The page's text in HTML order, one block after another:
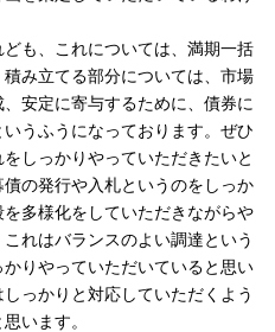
も、これについては、満期一括
み立てる部分については、市場
安定に寄与するために、債券に
うふうになっております。ぜひ
しっかりやっていただきたいと
の発行や入札というのをしっか
多様化をしていただきながらや
れはバランスのよい調達という
りやっていただいていると思い
っかりと対応していただくよう
います。